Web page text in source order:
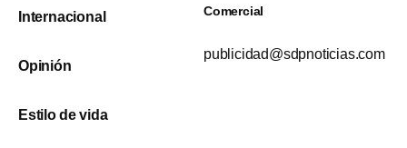
Internacional
Opinión
Estilo de vida
Comercial
publicidad@sdpnoticias.com